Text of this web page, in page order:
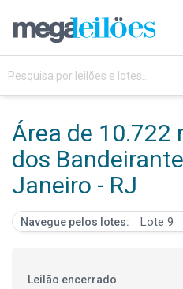
Área de 10.722
dos
Janeiro - RJ
Navegue pelos lotes:
Leilão encerrado